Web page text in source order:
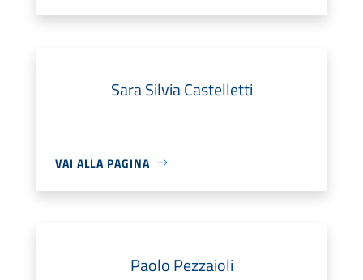
Sara Silvia Castelletti
VAI ALLA PAGINA
Paolo Pezzaioli